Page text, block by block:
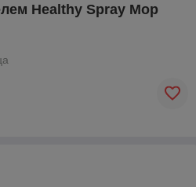
Healthy Spray Mop